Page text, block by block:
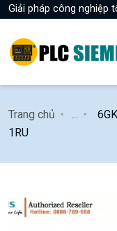
Giải pháp công nghiệp
Trang chủ
1RU